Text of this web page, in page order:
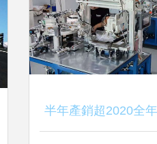
半年產銷超2020全